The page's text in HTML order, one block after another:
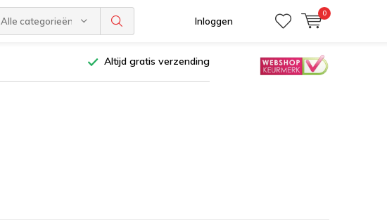
Alle categorieën Inloggen
0
Altijd gratis verzending